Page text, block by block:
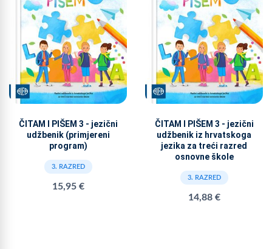
ČITAM I PIŠEM 3 - jezični
udžbenik (primjereni
program)
3. RAZRED
15,95 €
ČITAM I PIŠEM 3 - jezični
udžbenik iz hrvatskoga
jezika za treći razred
osnovne škole
3. RAZRED
14,88 €